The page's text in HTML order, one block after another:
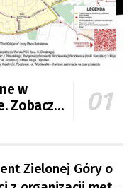
w
Zobacz
Zielonej Góry o